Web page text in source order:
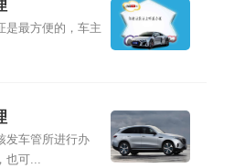
是最方便的，车主
发车管所进行办
也可...